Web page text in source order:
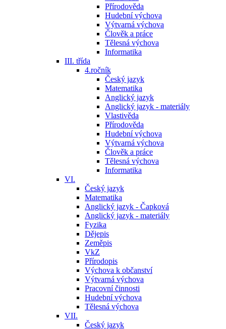
Přírodověda
Hudební výchova
Výtvarná výchova
Člověk a práce
Tělesná výchova
Informatika
III. třída
4.ročník
Český jazyk
Matematika
Anglický jazyk
Anglický jazyk - materiály
Vlastivěda
Přírodověda
Hudební výchova
Výtvarná výchova
Člověk a práce
Tělesná výchova
Informatika
VI.
Český jazyk
Matematika
Anglický jazyk - Čapková
Anglický jazyk - materiály
Fyzika
Dějepis
Zeměpis
VkZ
Přírodopis
Výchova k občanství
Výtvarná výchova
Pracovní činnosti
Hudební výchova
Tělesná výchova
VII.
Český jazyk